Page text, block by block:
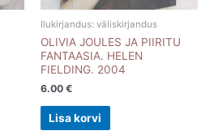
Ilukirjandus: väliskirjandus
OLIVIA JOULES JA PIIRITU
FANTAASIA. HELEN
FIELDING. 2004
6.00 €
Lisa korvi